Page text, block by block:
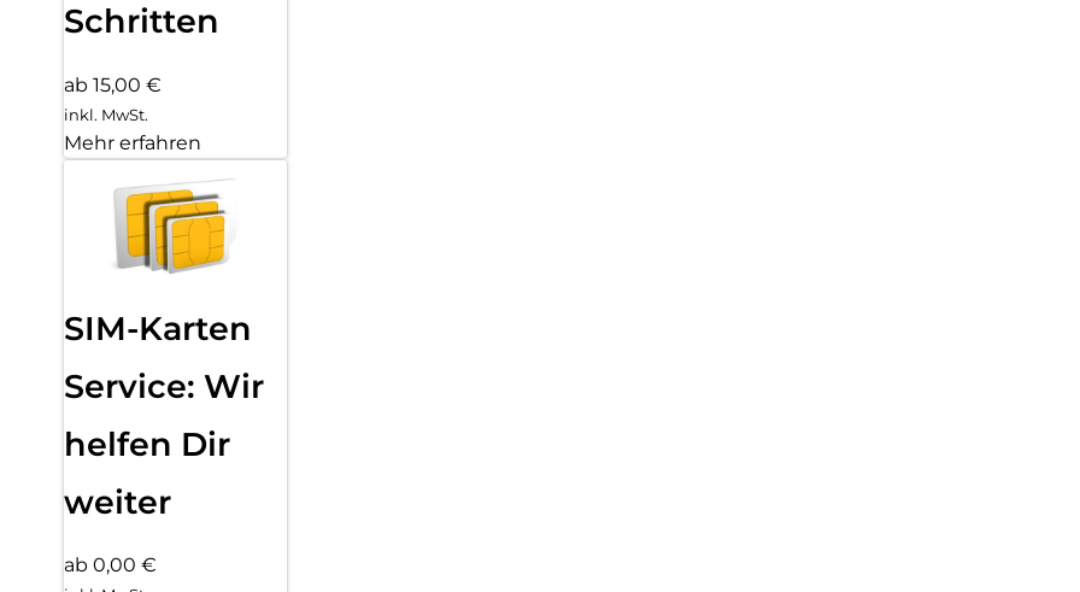
Schritten
ab 15,00 €
inkl. MwSt.
Mehr erfahren
SIM-Karten
Service: Wir
helfen Dir
weiter
ab 0,00 €